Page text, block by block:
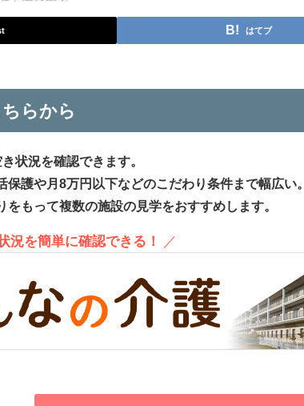
はてブ
らから
状況を確認できます。
護や月8万円以下などのこだわり条件まで幅広い。
もって複数の施設の見学をおすすめします。
況を簡単に確認できる！ ／